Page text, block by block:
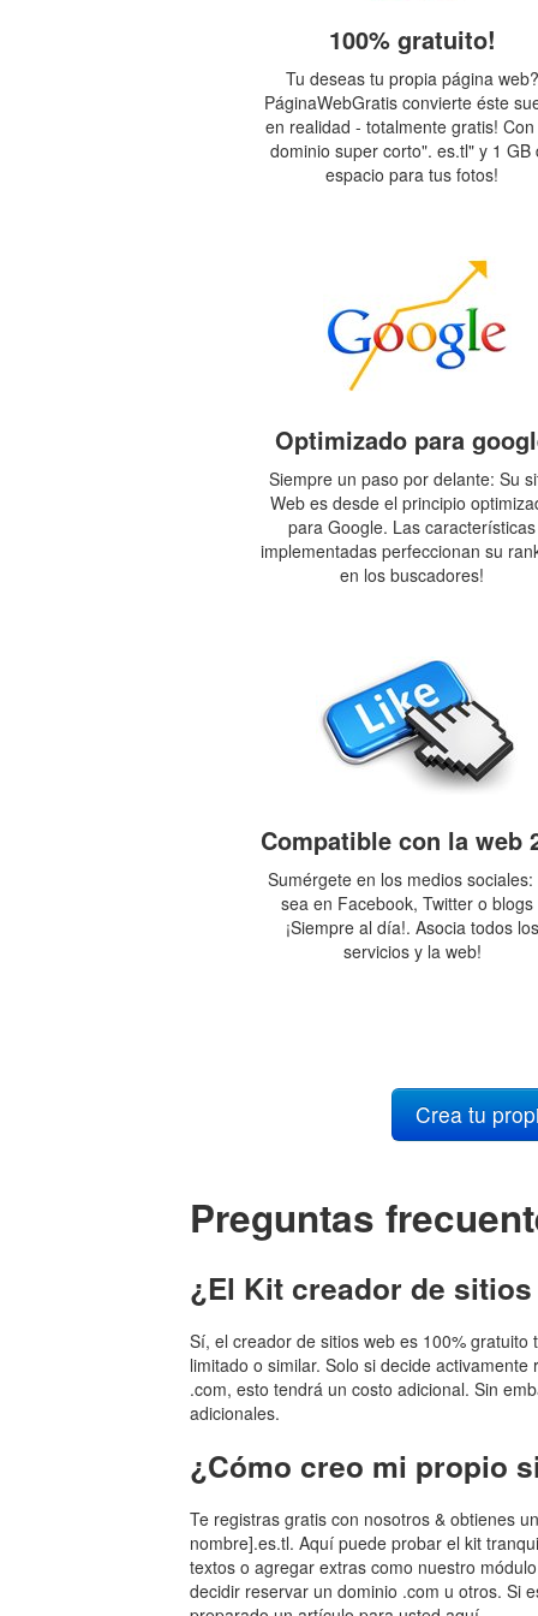
100% gratuito!
Tu deseas tu propia página web?
PáginaWebGratis convierte éste
en realidad - totalmente gratis!
dominio super corto". es.tl" y 1 GB
espacio para tus fotos!
Optimizado para
Siempre un paso por delante: Su
Web es desde el principio
para Google. Las características
implementadas perfeccionan su
en los buscadores!
Compatible con la web
Sumérgete en los medios sociales:
sea en Facebook, Twitter o blogs
¡Siempre al día!. Asocia todos los
servicios y la web!
Crea tu
Preguntas
¿El Kit creador de
Sí, el creador de sitios web es 100%
limitado o similar. Solo si decide
.com, esto tendrá un costo adicional. Sin
adicionales.
¿Cómo creo mi propio
Te registras gratis con nosotros & obtienes
nombre].es.tl. Aquí puede probar el kit
textos o agregar extras como nuestro
decidir reservar un dominio .com u otros. Si